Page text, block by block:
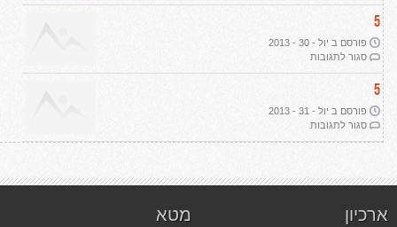
5
פורסם ב יול - 30 - 2013
סגור לתגובותעל
5
פורסם ב יול - 31 - 2013
סגור לתגובותעל
ארכיון מטא